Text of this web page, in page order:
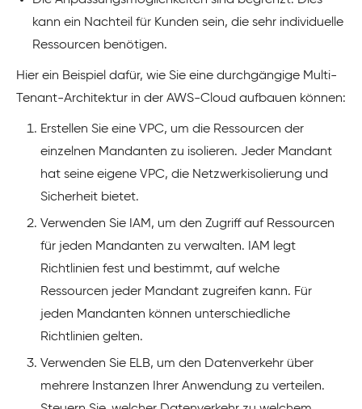
kann ein Nachteil für Kunden sein, die sehr individuelle
Ressourcen benötigen.
Hier ein Beispiel dafür, wie Sie eine durchgängige Multi-
Tenant-Architektur in der AWS-Cloud aufbauen können:
Erstellen Sie eine VPC, um die Ressourcen der
einzelnen Mandanten zu isolieren. Jeder Mandant
hat seine eigene VPC, die Netzwerkisolierung und
Sicherheit bietet.
Verwenden Sie IAM, um den Zugriff auf Ressourcen
für jeden Mandanten zu verwalten. IAM legt
Richtlinien fest und bestimmt, auf welche
Ressourcen jeder Mandant zugreifen kann. Für
jeden Mandanten können unterschiedliche
Richtlinien gelten.
Verwenden Sie ELB, um den Datenverkehr über
mehrere Instanzen Ihrer Anwendung zu verteilen.